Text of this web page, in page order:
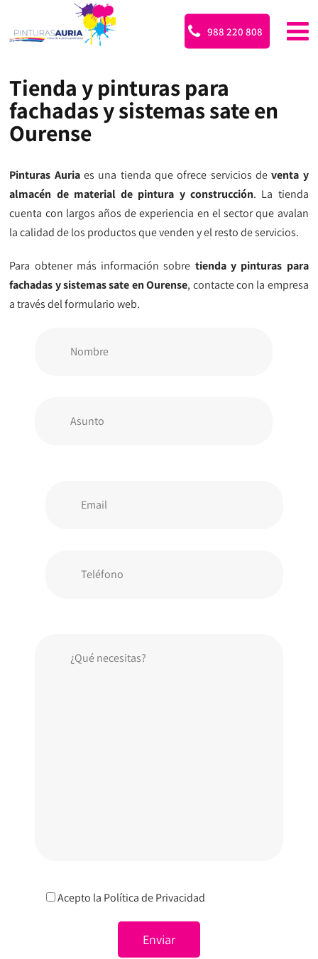
988 220 808
Tienda y pinturas para
fachadas y sistemas sate en
Ourense
Pinturas Auriaes una tienda que ofrece servicios deventa y
almacén de material de pintura y construcción. La tienda
cuenta con largos años de experiencia en el sector que avalan
la calidad de los productos que venden y el resto de servicios.
Para obtener más información sobre tienda y pinturas para
fachadas y sistemas sate en Ourense, contacte con la empresa
a través del formulario web.
Acepto la Política de Privacidad